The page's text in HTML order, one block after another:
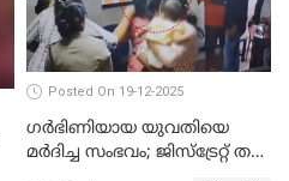
Posted On 19-12-2025
ഗര്‍ഭിണിയായ യുവതിയെ
മര്‍ദിച്ച സംഭവം; ജിസ്‌ട്രേറ്റ് തല